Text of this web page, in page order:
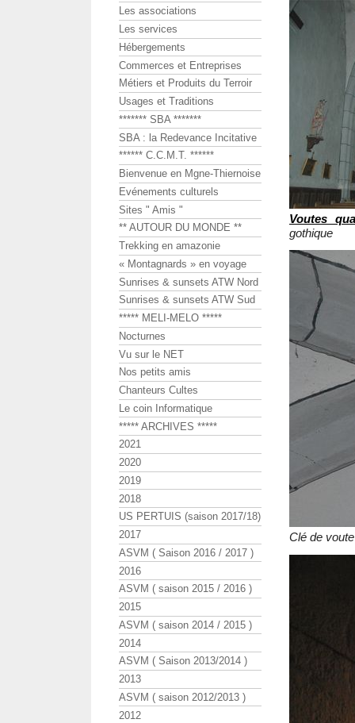
Voutes
gothique
Clé de
Les associations
Les services
Hébergements
Commerces et Entreprises
Métiers et Produits du Terroir
Usages et Traditions
******* SBA *******
SBA : la Redevance Incitative
****** C.C.M.T. ******
Bienvenue en Mgne-Thiernoise
Evénements culturels
Sites " Amis "
** AUTOUR DU MONDE **
Trekking en amazonie
« Montagnards » en voyage
Sunrises & sunsets ATW Nord
Sunrises & sunsets ATW Sud
***** MELI-MELO *****
Nocturnes
Vu sur le NET
Nos petits amis
Chanteurs Cultes
Le coin Informatique
***** ARCHIVES *****
2021
2020
2019
2018
US PERTUIS (saison 2017/18)
2017
ASVM ( Saison 2016 / 2017 )
2016
ASVM ( saison 2015 / 2016 )
2015
ASVM ( saison 2014 / 2015 )
2014
ASVM ( Saison 2013/2014 )
2013
ASVM ( saison 2012/2013 )
2012